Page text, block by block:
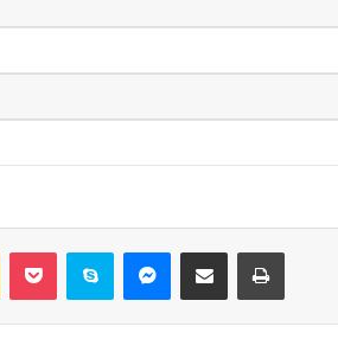
Odnoklassniki
Pocket Skype Messenger
E-Posta ile paylaş Yazdır